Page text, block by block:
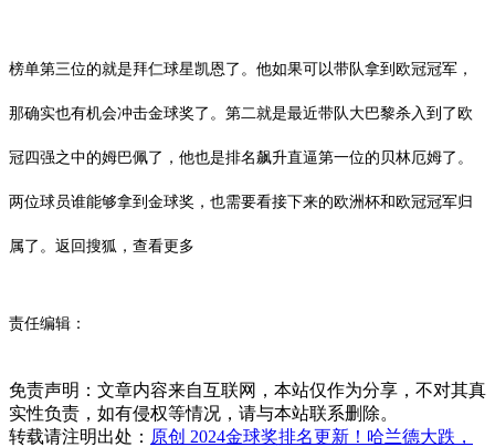
榜单第三位的就是拜仁球星凯恩了。他如果可以带队拿到欧冠冠军，
那确实也有机会冲击金球奖了。第二就是最近带队大巴黎杀入到了欧
冠四强之中的姆巴佩了，他也是排名飙升直逼第一位的贝林厄姆了。
两位球员谁能够拿到金球奖，也需要看接下来的欧洲杯和欧冠冠军归
属了。 返回搜狐，查看更多
责任编辑：
免责声明：文章内容来自互联网，本站仅作为分享，不对其真
实性负责，如有侵权等情况，请与本站联系删除。
转载请注明出处： 原创 2024金球奖排名更新！哈兰德大跌，